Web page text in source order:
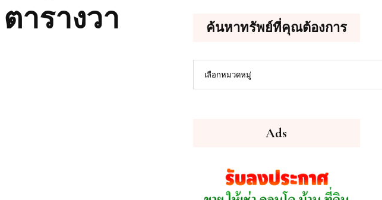
ารางวา
ค้นหาทรัพย์ที่คุณต้องการ
เลือกหมวดหมู่
Ads